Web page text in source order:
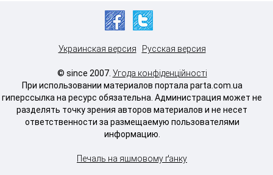
Украинская версия Русская версия
© since 2007. Угода конфіденційності
При использовании материалов портала parta.com.ua
гиперссылка на ресурс обязательна. Администрация может не
разделять точку зрения авторов материалов и не несет
ответственности за размещаемую пользователями
информацию.
Печаль на яшмовому ґанку